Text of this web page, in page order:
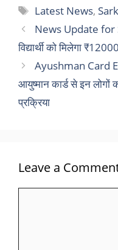
Tags
Latest News,
News Update for
विद्यार्थी को मिलेगा
Ayushman Card
आयुष्मान कार्ड से इन लोगों
प्रक्रिया
Leave a